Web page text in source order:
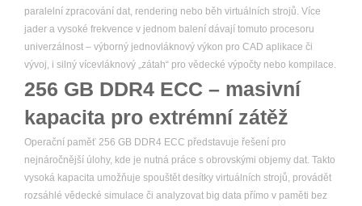
paralelní zpracování dat, rendering nebo běh virtuálních strojů. Více
jader a vysoké frekvence v jednom balení dávají tomuto procesoru
univerzálnost – výborný jednovláknový výkon pro CAD aplikace či
vývoj, i silný vícevláknový „zátah“ pro vědecké výpočty nebo kompilace.
256 GB DDR4 ECC – masivní
kapacita pro extrémní zátěž
Operační paměť 256 GB DDR4 ECC představuje řešení pro
nejnáročnější úlohy, kde je nutná práce s obrovskými objemy dat. Takto
vysoká kapacita umožňuje spouštět desítky virtuálních strojů, provádět
rozsáhlé vědecké simulace či analyzovat big data přímo v paměti bez